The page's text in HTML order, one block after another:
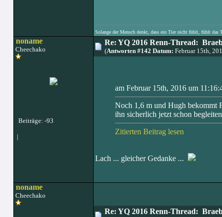
Solange der Mensch denkt, dass ein Tier nicht fühlt, fühlt das
noname
Cheechako
Beiträge: -93
|
Re: YQ 2016 Renn-Thread:
(Antworten #142 Datum: Februar 15th,
am Februar 15th, 2016 um
Noch 1,6 m und Hugh bekommt
ihn sicherlich jetzt schon
Zitierten Beitrag lesen
Lach ... gleicher Gedanke ...
noname
Cheechako
Re: YQ 2016 Renn-Thread: